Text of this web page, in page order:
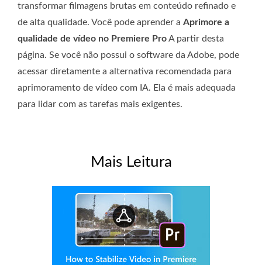
transformar filmagens brutas em conteúdo refinado e
de alta qualidade. Você pode aprender a Aprimore a
qualidade de vídeo no Premiere ProA partir desta
página. Se você não possui o software da Adobe, pode
acessar diretamente a alternativa recomendada para
aprimoramento de vídeo com IA. Ela é mais adequada
para lidar com as tarefas mais exigentes.
Mais Leitura